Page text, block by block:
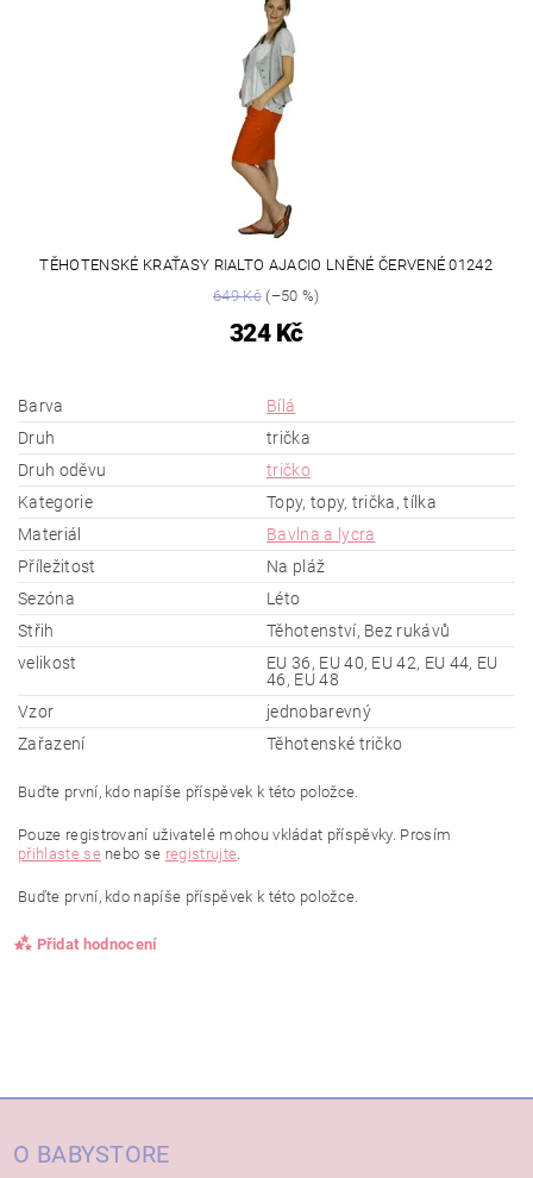
TĚHOTENSKÉ KRAŤASY RIALTO AJACIO LNĚNÉ ČERVENÉ 01242
649 Kč(–50 %)
324 Kč
Barva
Bílá
Druh
trička
Druh oděvu
tričko
Kategorie
Topy, topy, trička, tílka
Materiál
Bavlna a lycra
Příležitost
Na pláž
Sezóna
Léto
Střih
Těhotenství, Bez rukávů
velikost
EU 36, EU 40, EU 42, EU 44, EU
46, EU 48
Vzor
jednobarevný
Zařazení
Těhotenské tričko
Buďte první, kdo napíše příspěvek k této položce.
Pouze registrovaní uživatelé mohou vkládat příspěvky. Prosím
přihlaste senebo se registrujte
Buďte první, kdo napíše příspěvek k této položce.
Přidat hodnocení
O BABYSTORE